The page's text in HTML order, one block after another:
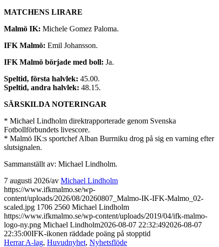
MATCHENS LIRARE
Malmö IK: Michele Gomez Paloma.
IFK Malmö: Emil Johansson.
IFK Malmö började med boll: Ja.
Speltid, första halvlek: 45.00.
Speltid, andra halvlek: 48.15.
SÄRSKILDA NOTERINGAR
* Michael Lindholm direktrapporterade genom Svenska
Fotbollförbundets livescore.
* Malmö IK:s sportchef Alban Burrniku drog på sig en varning efter
slutsignalen.
Sammanställt av: Michael Lindholm.
7 augusti 2026/av Michael Lindholm
https://www.ifkmalmo.se/wp-
content/uploads/2026/08/20260807_Malmo-IK-IFK-Malmo_02-
scaled.jpg 1706 2560 Michael Lindholm
https://www.ifkmalmo.se/wp-content/uploads/2019/04/ifk-malmo-
logo-ny.png Michael Lindholm2026-08-07 22:32:492026-08-07
22:35:00IFK-ikonen räddade poäng på stopptid
Herrar A-lag, Huvudnyhet, Nyhetsflöde